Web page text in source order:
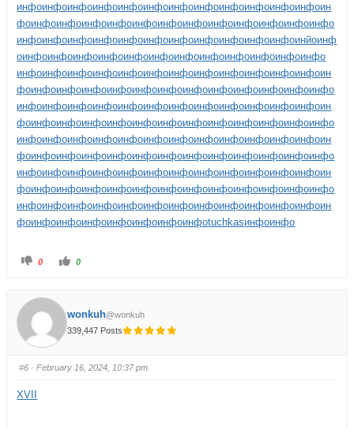
инфоинфоинфоинфоинфоинфоинфоинфоинфоинфоинфоинфоин
фоинфоинфоинфоинфоинфоинфоинфоинфоинфоинфоинфоинфо
инфоинфоинфоинфоинфоинфоинфоинфоинфоинфоинфоинйоинф
оинфоинфоинфоинфоинфоинфоинфоинфоинфоинфоинфоинфо
инфоинфоинфоинфоинфоинфоинфоинфоинфоинфоинфоинфоин
фоинфоинфоинфоинфоинфоинфоинфоинфоинфоинфоинфоинфо
инфоинфоинфоинфоинфоинфоинфоинфоинфоинфоинфоинфоин
фоинфоинфоинфоинфоинфоинфоинфоинфоинфоинфоинфоинфо
инфоинфоинфоинфоинфоинфоинфоинфоинфоинфоинфоинфоин
фоинфоинфоинфоинфоинфоинфоинфоинфоинфоинфоинфоинфо
инфоинфоинфоинфоинфоинфоинфоинфоинфоинфоинфоинфоин
фоинфоинфоинфоинфоинфоинфоинфоинфоинфоинфоинфоинфо
инфоинфоинфоинфоинфоинфоинфоинфоинфоинфоинфоинфоин
фоинфоинфоинфоинфоинфоинфоинфоtuchkasинфоинфо
0 0
wonkuh@wonkuh
339,447 Posts
#6 · February 16, 2024, 10:37 pm
XVII